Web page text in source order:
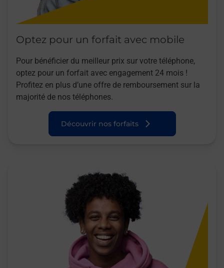
Optez pour un forfait avec mobile
Pour bénéficier du meilleur prix sur votre téléphone,
optez pour un forfait avec engagement 24 mois !
Profitez en plus d’une offre de remboursement sur la
majorité de nos téléphones.
Découvrir nos forfaits